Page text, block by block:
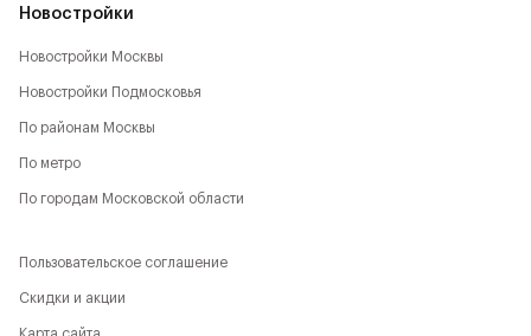
- Леоновская роща,
- Лосиный остров,
- Парк Сокольники,
- РАН,
Новостройки
Новостройки Москвы
Новостройки Подмосковья
По районам Москвы
По метро
По городам Московской области
Пользовательское соглашение
Скидки и акции